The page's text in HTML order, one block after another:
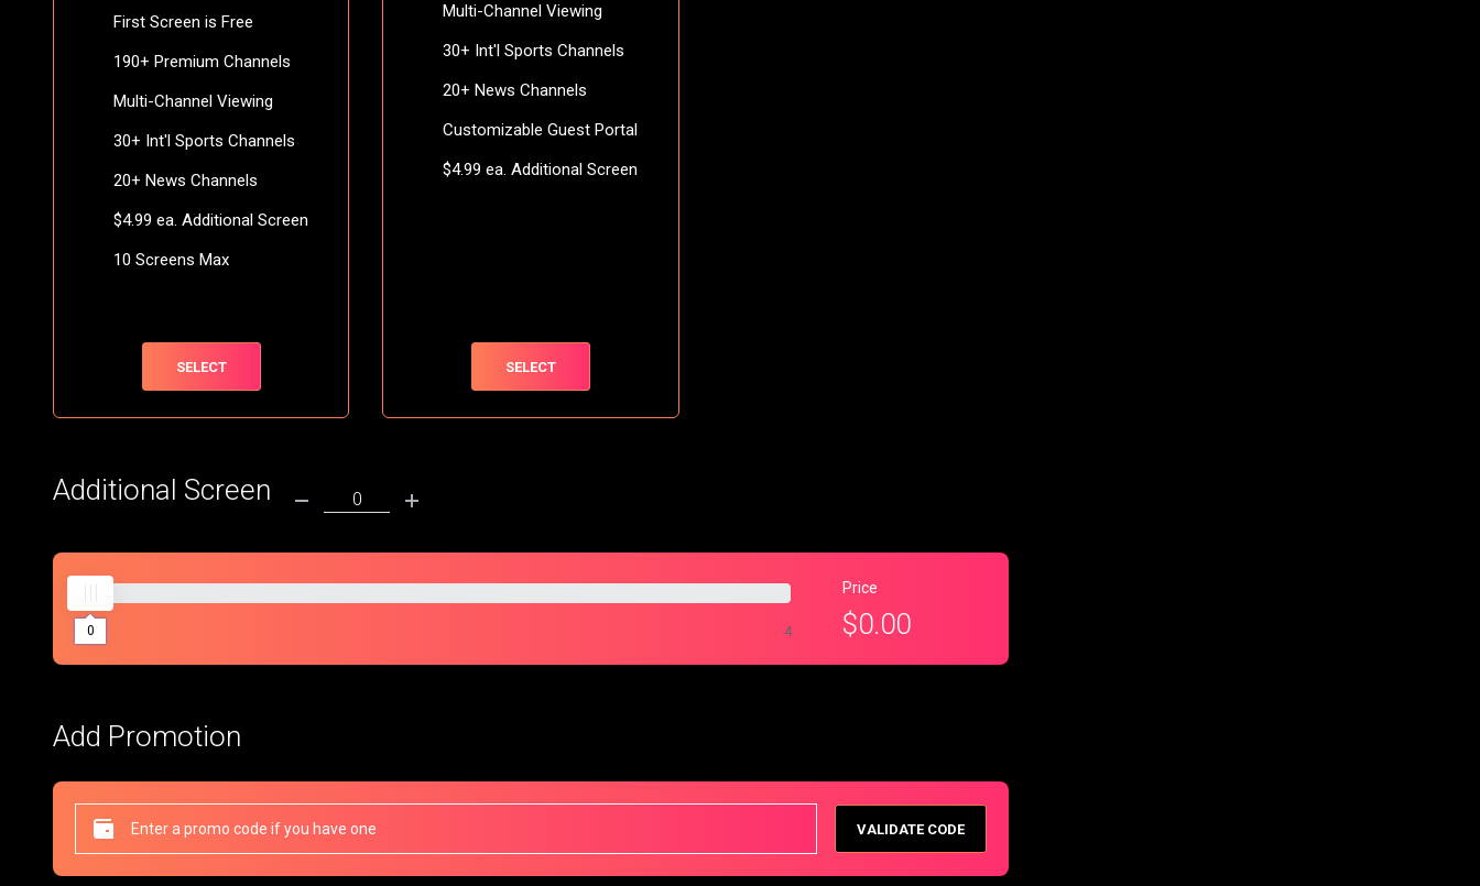
First Screen is Free
190+ Premium Channels
Multi-Channel Viewing
30+ Int'l Sports Channels
20+ News Channels
$4.99 ea. Additional Screen
10 Screens Max
SELECT
Multi-Channel Viewing
30+ Int'l Sports Channels
20+ News Channels
Customizable Guest Portal
$4.99 ea. Additional Screen
SELECT
Additional Screen
0 4
Price
$0.00
Add Promotion
VALIDATE CODE